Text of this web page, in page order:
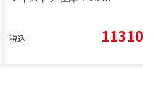
税込 11310